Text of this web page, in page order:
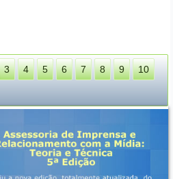
3 4 5 6 7 8 9
10